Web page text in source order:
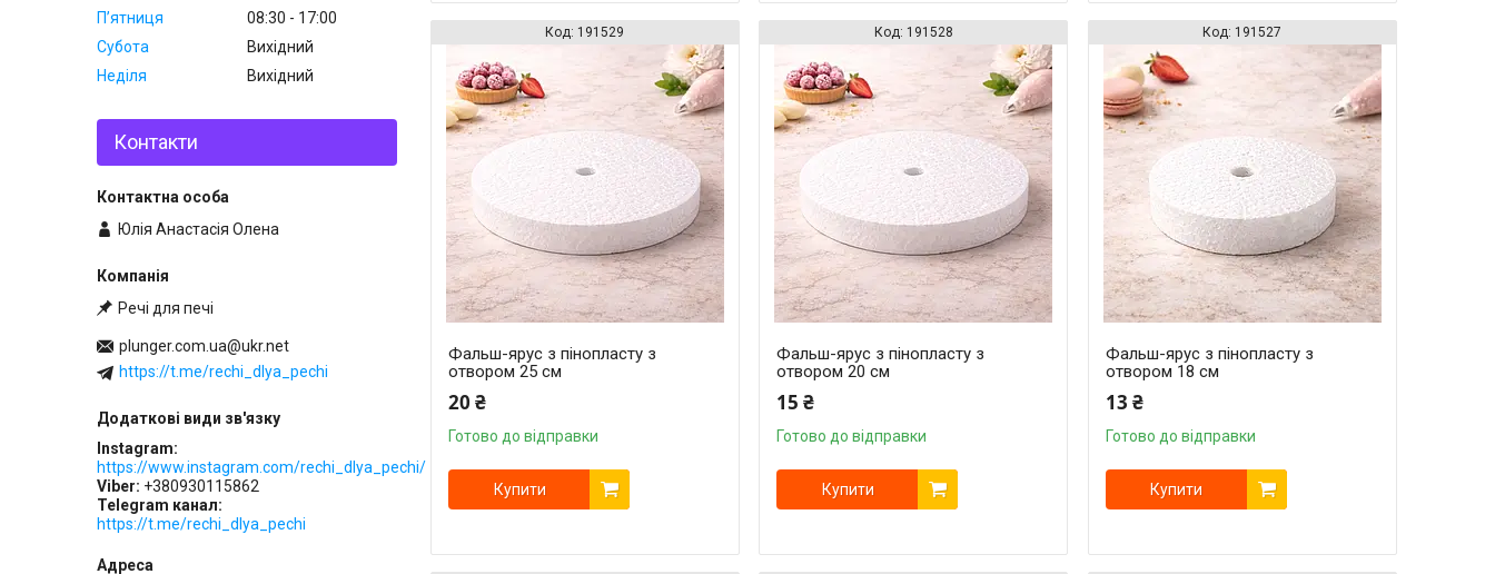
191529
Фальш-ярус з пінопласту з
отвором 25 см
20 ₴
Готово до відправки
Купити
191528
Фальш-ярус з пінопласту з
отвором 20 см
15 ₴
Готово до відправки
Купити
191527
Фальш-ярус з пінопласту з
отвором 18 см
13 ₴
Готово до відправки
Купити
Пʼятниця
08:30
17:00
Субота
Вихідний
Неділя
Вихідний
Контакти
Юлія Анастасія Олена
Речі для печі
plunger.com.ua@ukr.net
https://t.me/rechi_dlya_pechi
Instagram
https://www.instagram.com/rechi_dlya_pechi/
Viber +380930115862
Telegram канал
https://t.me/rechi_dlya_pechi